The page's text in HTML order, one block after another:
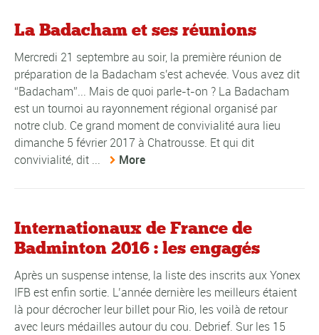
La Badacham et ses réunions
Mercredi 21 septembre au soir, la première réunion de
préparation de la Badacham s'est achevée. Vous avez dit
“Badacham”... Mais de quoi parle-t-on ? La Badacham
est un tournoi au rayonnement régional organisé par
notre club. Ce grand moment de convivialité aura lieu
dimanche 5 février 2017 à Chatrousse. Et qui dit
convivialité, dit ...
More
Internationaux de France de
Badminton 2016 : les engagés
Après un suspense intense, la liste des inscrits aux Yonex
IFB est enfin sortie. L’année dernière les meilleurs étaient
là pour décrocher leur billet pour Rio, les voilà de retour
avec leurs médailles autour du cou. Debrief. Sur les 15